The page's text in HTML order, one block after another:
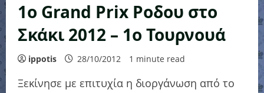
1ο Grand Prix Ροδου στο
Σκάκι 2012 – 1ο Τουρνουά
ippotis 28/10/2012 1 minute read
Ξεκίνησε με επιτυχία η διοργάνωση από το